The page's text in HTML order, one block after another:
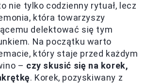
nie tylko codzienny rytuał, lecz
która towarzyszy
delektować się tym
Na początku warto
który staje przed każdym
– czy skusić się na korek,
. Korek, pozyskiwany z